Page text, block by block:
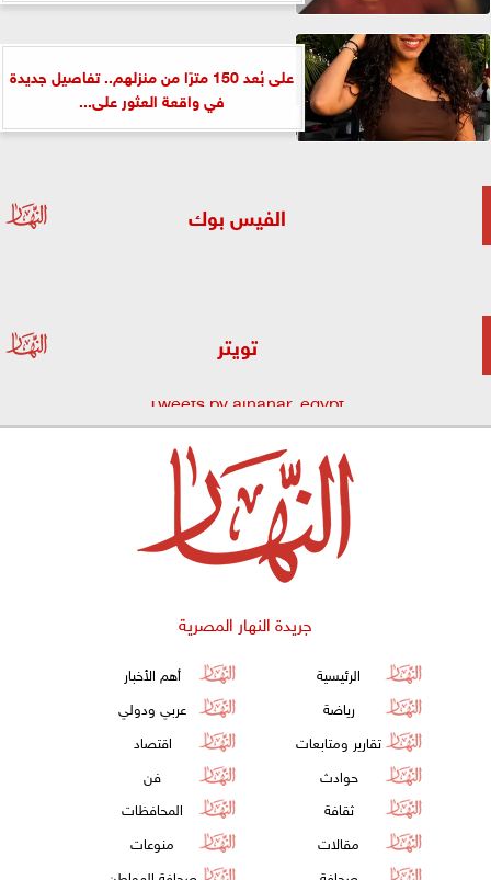
على بُعد 150 مترًا من منزلهم.. تفاصيل جديدة
في واقعة العثور على...
الفيس بوك
تويتر
Tweets by alnahar_egypt
جريدة النهار المصرية
الرئيسية
أهم الأخبار
رياضة
عربي ودولي
تقارير ومتابعات
اقتصاد
حوادث
فن
ثقافة
المحافظات
مقالات
منوعات